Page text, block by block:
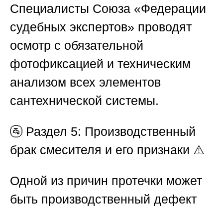
Специалисты Союза «Федерации
судебных экспертов» проводят
осмотр с обязательной
фотофиксацией и техническим
анализом всех элементов
сантехнической системы.
🚰 Раздел 5: Производственный
брак смесителя и его признаки ⚠️
Одной из причин протечки может
быть производственный дефект